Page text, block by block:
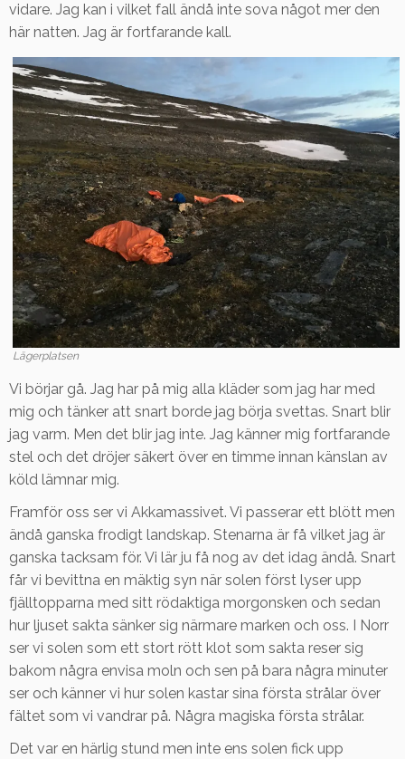
vidare. Jag kan i vilket fall ändå inte sova något mer den
här natten. Jag är fortfarande kall.
Lägerplatsen
Vi börjar gå. Jag har på mig alla kläder som jag har med
mig och tänker att snart borde jag börja svettas. Snart blir
jag varm. Men det blir jag inte. Jag känner mig fortfarande
stel och det dröjer säkert över en timme innan känslan av
köld lämnar mig.
Framför oss ser vi Akkamassivet. Vi passerar ett blött men
ändå ganska frodigt landskap. Stenarna är få vilket jag är
ganska tacksam för. Vi lär ju få nog av det idag ändå. Snart
får vi bevittna en mäktig syn när solen först lyser upp
fjälltopparna med sitt rödaktiga morgonsken och sedan
hur ljuset sakta sänker sig närmare marken och oss. I Norr
ser vi solen som ett stort rött klot som sakta reser sig
bakom några envisa moln och sen på bara några minuter
ser och känner vi hur solen kastar sina första strålar över
fältet som vi vandrar på. Några magiska första strålar.
Det var en härlig stund men inte ens solen fick upp